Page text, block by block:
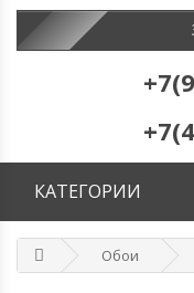
КАТЕГОРИИ
Обои